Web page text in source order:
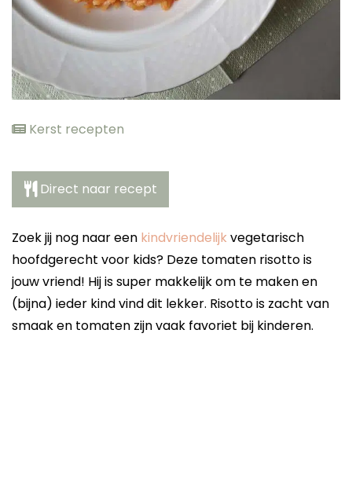
Kerst recepten
Direct naar recept
Zoek jij nog naar een kindvriendelijk vegetarisch
hoofdgerecht voor kids? Deze tomaten risotto is
jouw vriend! Hij is super makkelijk om te maken en
(bijna) ieder kind vind dit lekker. Risotto is zacht van
smaak en tomaten zijn vaak favoriet bij kinderen.